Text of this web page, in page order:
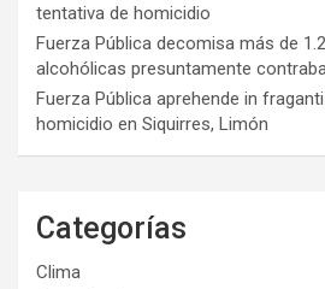
tentativa de homicidio
Fuerza Pública decomisa más de
alcohólicas presuntamente
Fuerza Pública aprehende in
homicidio en Siquirres, Limón
Categorías
Clima